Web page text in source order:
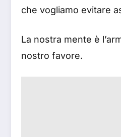
che vogliamo evitare
La nostra mente è
nostro favore.